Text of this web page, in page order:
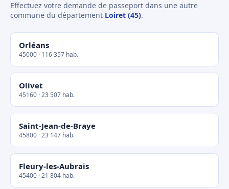
Effectuez votre demande de passeport dans une autre
commune du département Loiret (45).
Orléans
45000 · 116 357 hab.
Olivet
45160 · 23 507 hab.
Saint-Jean-de-Braye
45800 · 23 147 hab.
Fleury-les-Aubrais
45400 · 21 804 hab.